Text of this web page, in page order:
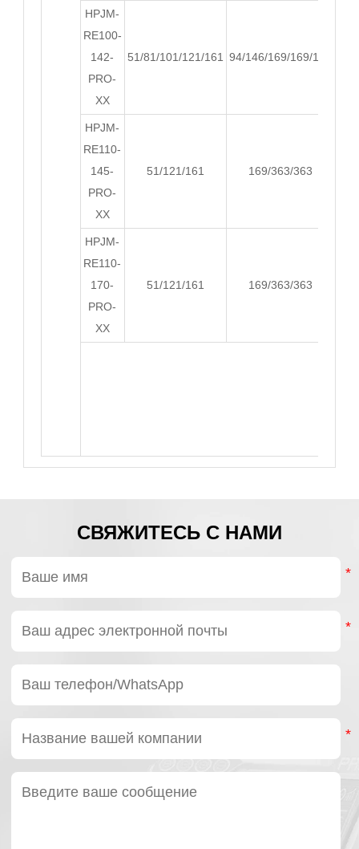
HPJM-
RE100-
142-
PRO-
XX
51/81/101/121/161 94/146/169/169/168
HPJM-
RE110-
145-
PRO-
XX
51/121/161 169/363/363
HPJM-
RE110-
170-
PRO-
XX
51/121/161 169/363/363
СВЯЖИТЕСЬ С НАМИ